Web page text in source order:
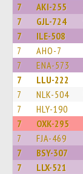
7 AKI-255
7 GJL-724
7 ILE-508
7 AHO-7
7 ENA-573
7 LLU-222
7 NLK-504
7 HLY-190
7 OXK-295
7 FJA-469
7 BSY-307
7 LLX-521